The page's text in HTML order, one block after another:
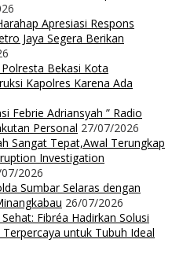
Apresiasi Respons
Jaya Segera Berikan
Bekasi Kota
Kapolres Karena Ada
Febrie Adriansyah ” Radio
Personal 27/07/2026
Sangat Tepat,Awal Terungkap
Investigation
2026
Sumbar Selaras dengan
26/07/2026
Fibréa Hadirkan Solusi
untuk Tubuh Ideal